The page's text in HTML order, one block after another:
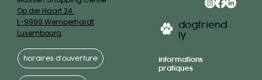
dogfriend
ly
Informations
pratiques
Op der Haart 24
L-9999 Wemperhardt
Luxembourg
horaires d’ouverture